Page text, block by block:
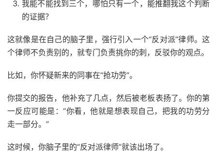
我能不能找到三个，哪怕只有一个，能推翻我这个判断
的证据？
这就像是在自己的脑子里，强行引入一个“反对派”律师。这
个律师不负责别的，就专门负责挑你的刺，反驳你的观点。
比如，你怀疑新来的同事在“抢功劳”。
你提交的报告，他补充了几点，然后被老板表扬了。你的第
一反应可能是：“你看，他就是想表现自己，把我的功劳分
走一部分。”
这时候，你脑子里的“反对派律师”就该出场了。